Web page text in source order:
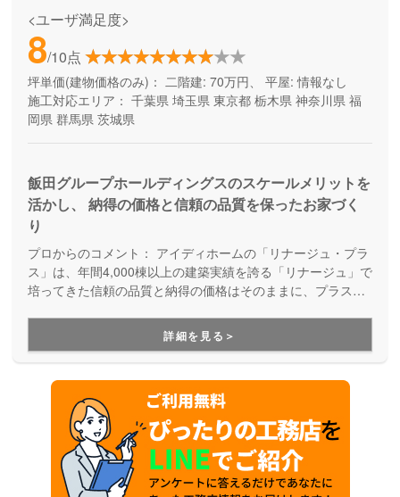
<ユーザ満足度>
8/10点
坪単価(建物価格のみ)： 二階建: 70万円、 平屋: 情報なし
施工対応エリア： 千葉県 埼玉県 東京都 栃木県 神奈川県 福
岡県 群馬県 茨城県
飯田グループホールディングスのスケールメリットを
活かし、 納得の価格と信頼の品質を保ったお家づく
り
プロからのコメント： アイディホームの「リナージュ・プラ
ス」は、年間4,000棟以上の建築実績を誇る「リナージュ」で
培ってきた信頼の品質と納得の価格はそのままに、プラスα
ることで、納得価格で世界にひとつの住まいが完成します。
詳細を見る＞